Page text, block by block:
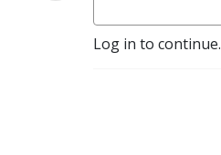
Log in to continue.